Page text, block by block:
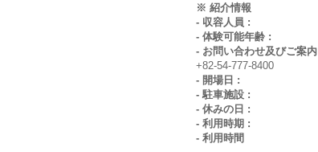
※ 紹介情報
- 収容人員 :
- 体験可能年齢 :
- お問い合わせ及びご案内
+82-54-777-8400
- 開場日 :
- 駐車施設 :
- 休みの日 :
- 利用時期 :
- 利用時間